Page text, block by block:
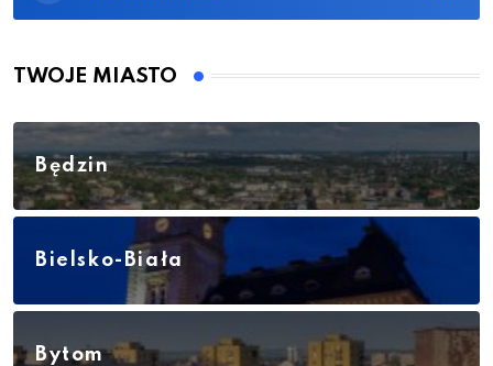
TWOJE MIASTO
Będzin
Bielsko-Biała
Bytom